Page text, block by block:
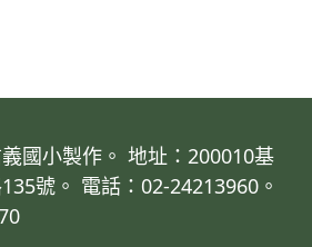
國小製作。 地址：200010基
號。 電話：02-24213960。